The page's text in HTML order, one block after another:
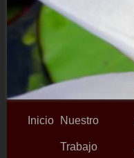
Inicio Nuestro
Trabajo